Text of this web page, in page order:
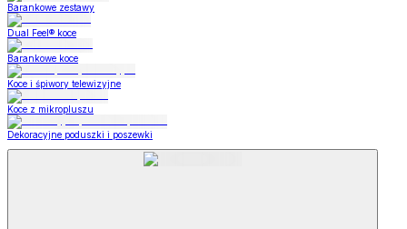
Barankowe zestawy
Dual Feel® koce
Barankowe koce
Koce i śpiwory telewizyjne
Koce z mikropluszu
Dekoracyjne poduszki i poszewki